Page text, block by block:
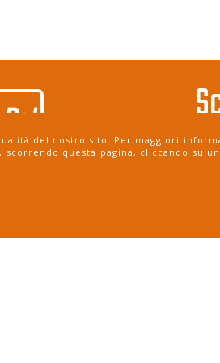
del nostro sito. Per maggiori
questa pagina, cliccando su